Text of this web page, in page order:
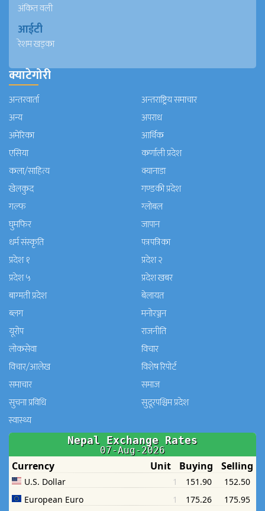
अंकित वली
आईटी
रेशम खड्का
क्याटेगोरी
अन्तरवार्ता
अन्तराष्ट्रिय समाचार
अन्य
अपराध
अमेरिका
आर्थिक
एसिया
कर्णाली प्रदेश
कला/साहित्य
क्यानाडा
खेलकुद
गण्डकी प्रदेश
गल्फ
ग्लोबल
घुमफिर
जापान
धर्म संस्कृति
पत्रपत्रिका
प्रदेश १
प्रदेश २
प्रदेश ५
प्रदेश खबर
बाग्मती प्रदेश
बेलायत
ब्लग
मनाेरञ्जन
यूरोप
राजनीति
लोकसेवा
विचार
विचार/आलेख
विशेष रिपोर्ट
समाचार
समाज
सुचना प्रविधि
सुदूरपश्चिम प्रदेश
स्वास्थ्य